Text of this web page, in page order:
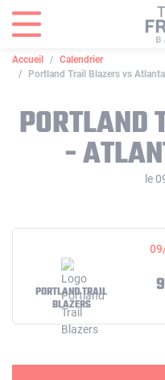
Accueil
Calendrier
Portland Trail Blazers vs
PORTLAND
-
le
PORTLAND TRAIL
BLAZERS
Panneau de gestion des cookies